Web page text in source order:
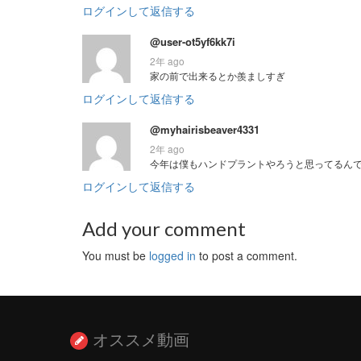
ログインして返信する
@user-ot5yf6kk7i
2年 ago
家の前で出来るとか羨ましすぎ
ログインして返信する
@myhairisbeaver4331
2年 ago
今年は僕もハンドプラントやろうと思ってるん
ログインして返信する
Add your comment
You must be logged in to post a comment.
オススメ動画